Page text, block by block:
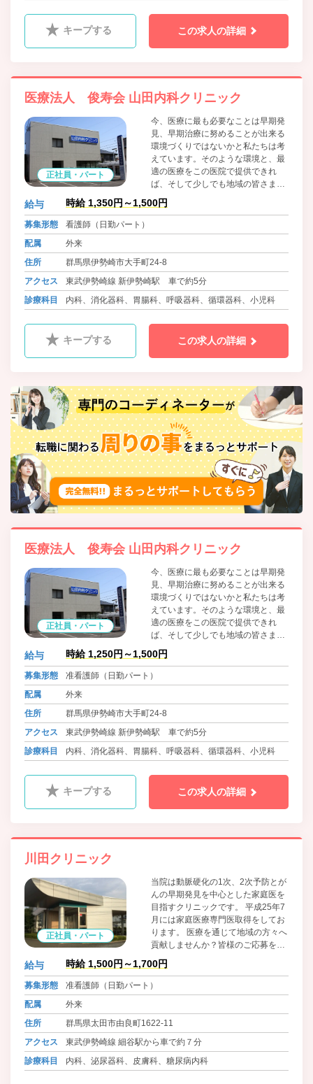
キープする この求人の詳細
医療法人 俊寿会 山田内科クリニック
正社員・パート
今、医療に最も必要なことは早期発
見、早期治療に努めることが出来る
環境づくりではないかと私たちは考
えています。そのような環境と、最
適の医療をこの医院で提供できれ
ば、そして少しでも地域の皆さまの
お役に立てればと思います。 体調が
優れないと感じたり、健康に対して
悩まずにお聞かせください。患者さ
と素敵な医療環境を提供することが
出来ると私たちは信じています。
給与 時給 1,350円～1,500円
募集形態
看護師（日勤パート）
配属
外来
住所
群馬県伊勢崎市大手町24-8
アクセス
東武伊勢崎線 新伊勢崎駅 車で約5分
診療科目
内科、消化器科、胃腸科、呼吸器科、循環器科、小児科
キープする この求人の詳細
医療法人 俊寿会 山田内科クリニック
正社員・パート
今、医療に最も必要なことは早期発
見、早期治療に努めることが出来る
環境づくりではないかと私たちは考
えています。そのような環境と、最
適の医療をこの医院で提供できれ
ば、そして少しでも地域の皆さまの
お役に立てればと思います。 体調が
優れないと感じたり、健康に対して
不安を抱いたりしたときは、一人で
悩まずにお聞かせください。患者さ
と素敵な医療環境を提供することが
出来ると私たちは信じています。
給与 時給 1,250円～1,500円
募集形態
准看護師（日勤パート）
配属
外来
住所
群馬県伊勢崎市大手町24-8
アクセス
東武伊勢崎線 新伊勢崎駅 車で約5分
診療科目
内科、消化器科、胃腸科、呼吸器科、循環器科、小児科
キープする この求人の詳細
川田クリニック
正社員・パート
当院は動脈硬化の1次、2次予防とが
んの早期発見を中心とした家庭医を
目指すクリニックです。 平成25年7
月には家庭医療専門医取得をしてお
ります。 医療を通じて地域の方々へ
貢献しませんか？皆様のご応募を心
よりお待ちしております。
給与 時給 1,500円～1,700円
募集形態
准看護師（日勤パート）
配属
外来
住所
群馬県太田市由良町1622-11
アクセス
東武伊勢崎線 細谷駅から車で約７分
診療科目
内科、泌尿器科、皮膚科、糖尿病内科